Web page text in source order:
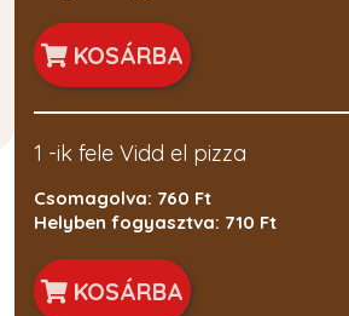
KOSÁRBA
1 -ik fele Vidd el pizza
Csomagolva: 760 Ft
Helyben fogyasztva: 710 Ft
KOSÁRBA